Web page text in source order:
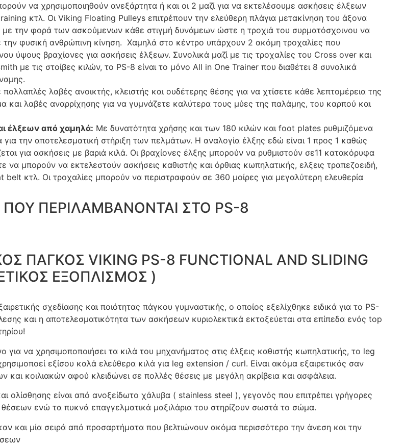
να χρησιμοποιηθούν ανεξάρτητα ή και οι 2 μαζί για να εκτελέσουμε ασκήσεις έλξεων
κτλ. Οι Viking Floating Pulleys επιτρέπουν την ελεύθερη πλάγια μετακίνηση του άξονα
την φορά των ασκούμενων κάθε στιγμή δυνάμεων ώστε η τροχιά του συρματόσχοινου να
την φυσική ανθρώπινη κίνηση. Χαμηλά στο κέντρο υπάρχουν 2 ακόμη τροχαλίες που
ύψους βραχίονες για ασκήσεις έλξεων. Συνολικά μαζί με τις τροχαλίες του Cross over και
με τις στοίβες κιλών, το PS-8 είναι το μόνο All in One Trainer που διαθέτει 8 συνολικά
λαβές ανοικτής, κλειστής και ουδέτερης θέσης για να χτίσετε κάθε λεπτομέρεια της
και λαβές αναρρίχησης για να γυμνάζετε καλύτερα τους μύες της παλάμης, του καρπού και
έλξεων από χαμηλά: Με δυνατότητα χρήσης και των 180 κιλών και foot plates ρυθμιζόμενα
την αποτελεσματική στήριξη των πελμάτων. Η αναλογία έλξης εδώ είναι 1 προς 1 καθώς
για ασκήσεις με βαριά κιλά. Οι βραχίονες έλξης μπορούν να ρυθμιστούν σε11 κατακόρυφα
να μπορούν να εκτελεστούν ασκήσεις καθιστής και όρθιας κωπηλατικής, ελξεις τραπεζοειδή,
belt κτλ. Οι τροχαλίες μπορούν να περιστραφούν σε 360 μοίρες για μεγαλύτερη ελευθερία
ΠΕΡΙΛΑΜΒΑΝΟΝΤΑΙ ΣΤΟ PS-8
ΠΑΓΚΟΣ VIKING PS-8 FUNCTIONAL AND SLIDING
ΕΞΟΠΛΙΣΜΟΣ )
σχεδίασης και ποιότητας πάγκου γυμναστικής, ο οποίος εξελίχθηκε ειδικά για το PS-
και η αποτελεσματικότητα των ασκήσεων κυριολεκτικά εκτοξεύεται στα επίπεδα ενός top
για να χρησιμοποποιήσει τα κιλά του μηχανήματος στις έλξεις καθιστής κωπηλατικής, το leg
εξίσου καλά ελεύθερα κιλά για leg extension / curl. Είναι ακόμα εξαιρετικός σαν
κοιλιακών αφού κλειδώνει σε πολλές θέσεις με μεγάλη ακρίβεια και ασφάλεια.
ολίσθησης είναι από ανοξείδωτο χάλυβα ( stainless steel ), γεγονός που επιτρέπει γρήγορες
ενώ τα πυκνά επαγγελματικά μαξιλάρια του στηρίζουν σωστά το σώμα.
και μία σειρά από προσαρτήματα που βελτιώνουν ακόμα περισσότερο την άνεση και την